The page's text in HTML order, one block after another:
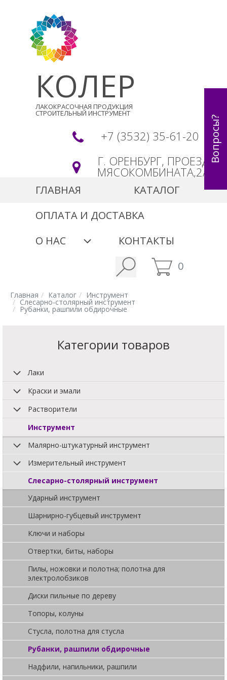
КОЛЕР
ЛАКОКРАСОЧНАЯ ПРОДУКЦИЯ
СТРОИТЕЛЬНЫЙ ИНСТРУМЕНТ
+7 (3532) 35-61-20
Г. ОРЕНБУРГ, ПРОЕЗД
МЯСОКОМБИНАТА,2А
ГЛАВНАЯ
КАТАЛОГ
ОПЛАТА И ДОСТАВКА
О НАС
КОНТАКТЫ
0
Главная Каталог Инструмент
Слесарно-столярный инструмент
Рубанки, рашпили обдирочные
Категории товаров
Лаки
Краски и эмали
Растворители
Инструмент
Малярно-штукатурный инструмент
Измерительный инструмент
Слесарно-столярный инструмент
Ударный инструмент
Шарнирно-губцевый инструмент
Ключи и наборы
Отвертки, биты, наборы
Пилы, ножовки и полотна; полотна для
электролобзиков
Диски пильные по дереву
Топоры, колуны
Стусла, полотна для стусла
Рубанки, рашпили обдирочные
Надфили, напильники, рашпили
Вопросы?